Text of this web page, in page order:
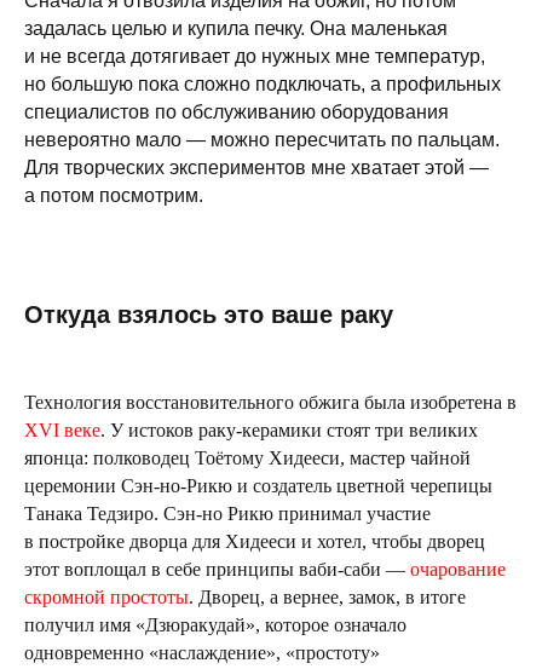
задалась целью и купила печку. Она маленькая
и не всегда дотягивает до нужных мне температур,
но большую пока сложно подключать, а профильных
специалистов по обслуживанию оборудования
невероятно мало — можно пересчитать по пальцам.
Для творческих экспериментов мне хватает этой —
а потом посмотрим.
Откуда взялось это ваше раку
Технология восстановительного обжига была изобретена в
XVI веке. У истоков раку-керамики стоят три великих
японца: полководец Тоётому Хидееси, мастер чайной
церемонии Сэн-но-Рикю и создатель цветной черепицы
Танака Тедзиро. Сэн-но Рикю принимал участие
в постройке дворца для Хидееси и хотел, чтобы дворец
этот воплощал в себе принципы ваби-саби — очарование
скромной простоты. Дворец, а вернее, замок, в итоге
получил имя «Дзюракудай», которое означало
одновременно «наслаждение», «простоту»